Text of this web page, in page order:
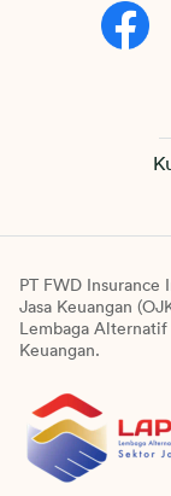
PT FWD
Jasa Keuangan
Lembaga Alternatif
Keuangan.